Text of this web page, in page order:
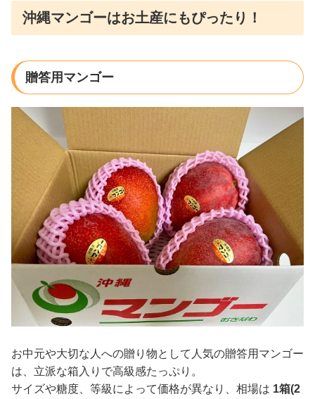
沖縄マンゴーはお土産にもぴったり！
贈答用マンゴー
お中元や大切な人への贈り物として人気の贈答用マンゴー
は、立派な箱入りで高級感たっぷり。
サイズや糖度、等級によって価格が異なり、相場は 1箱(2